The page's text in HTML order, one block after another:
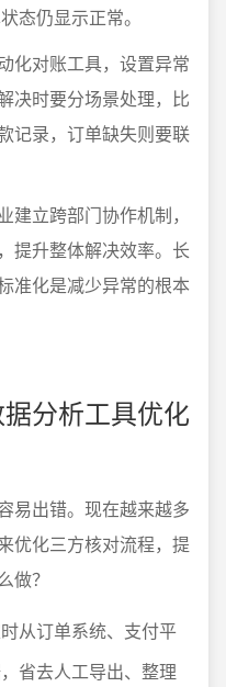
态仍显示正常。
化对账工具，设置异常
决时要分场景处理，比
记录，订单缺失则要联
建立跨部门协作机制，
提升整体解决效率。长
准化是减少异常的根本
分析工具优化
易出错。现在越来越多
优化三方核对流程，提
做？
从订单系统、支付平
省去人工导出、整理